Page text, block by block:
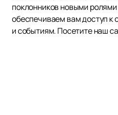
поклонников новыми
обеспечиваем вам доступ
и событиям. Посетите наш